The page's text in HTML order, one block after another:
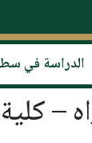
الدراسة في
–